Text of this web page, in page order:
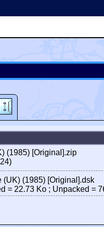
(1985) [Original].zip
(UK) (1985) [Original].dsk
= 22.73 Ko ; Unpacked =